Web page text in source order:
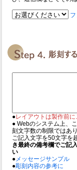
●レイアウトは製作前に
● Webのシステム上、
刻文字数の制限ではあり
ご記入文字を50文字を
き最終の備考欄でご記
い
● メッセージサンプル
●彫刻内容の参考に